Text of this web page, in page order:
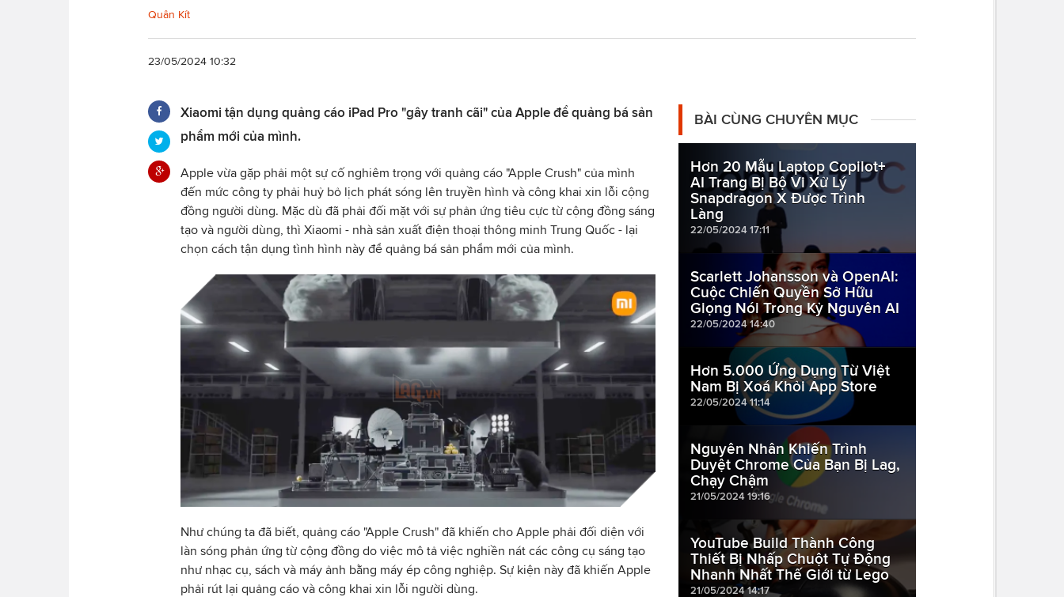
Quân Kít
23/05/2024 10:32
Xiaomi tận dụng quảng cáo iPad Pro "gây tranh cãi" của Apple để quảng bá sản
phẩm mới của mình.
Apple vừa gặp phải một sự cố nghiêm trọng với quảng cáo "Apple Crush" của mình
đến mức công ty phải huỷ bỏ lịch phát sóng lên truyền hình và công khai xin lỗi cộng
đồng người dùng. Mặc dù đã phải đối mặt với sự phản ứng tiêu cực từ cộng đồng sáng
tạo và người dùng, thì Xiaomi - nhà sản xuất điện thoại thông minh Trung Quốc - lại
chọn cách tận dụng tình hình này để quảng bá sản phẩm mới của mình.
Như chúng ta đã biết, quảng cáo "Apple Crush" đã khiến cho Apple phải đối diện với
làn sóng phản ứng từ cộng đồng do việc mô tả việc nghiền nát các công cụ sáng tạo
như nhạc cụ, sách và máy ảnh bằng máy ép công nghiệp. Sự kiện này đã khiến Apple
phải rút lại quảng cáo và công khai xin lỗi người dùng.
BÀI CÙNG CHUYÊN MỤC
Hơn 20 Mẫu Laptop Copilot+
AI Trang Bị Bộ Vi Xử Lý
Snapdragon X Được Trình
Làng
22/05/2024 17:11
Scarlett Johansson và OpenAI:
Cuộc Chiến Quyền Sở Hữu
Giọng Nói Trong Kỷ Nguyên AI
22/05/2024 14:40
Hơn 5.000 Ứng Dụng Từ Việt
Nam Bị Xoá Khỏi App Store
22/05/2024 11:14
Nguyên Nhân Khiến Trình
Duyệt Chrome Của Bạn Bị Lag,
Chạy Chậm
21/05/2024 19:16
YouTube Build Thành Công
Thiết Bị Nhấp Chuột Tự Động
Nhanh Nhất Thế Giới từ Lego
21/05/2024 14:17